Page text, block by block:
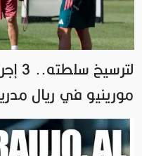
مورينيو في ريال